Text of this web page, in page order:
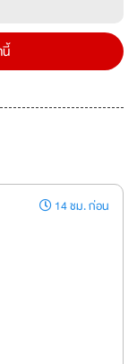
14 ชม. ก่อน